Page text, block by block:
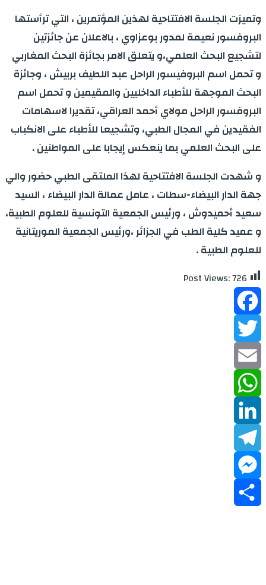
وتميزت الجلسة الافتتاحية لهذين المؤتمرين ، التي ترأستها
البروفسور نعيمة لمدور بوعزاوي ، بالاعلان عن جائزتين
لتشجيع البحث العلمي،و يتعلق الامر بجائزة البحث المغاربي
و تحمل اسم البروفيسور الراحل عبد اللطيف بربيش ، وجائزة
البحث الموجهة للأطباء الداخليين والمقيمين و تحمل اسم
البروفسور الراحل مولاي أحمد العراقي، تقديرا لاسهامات
الفقيدين في المجال الطبي، وتشجيعا للأطباء على الانكباب
على البحث العلمي بما ينعكس إيجابا على المواطنين .
و شهدت الجلسة الافتتاحية لهذا الملتقى الطبي حضور والي
جهة الدار البيضاء-سطات ، عامل عمالة الدار البيضاء ، السيد
سعيد أحميدوش ، ورئيس الجمعية التونسية للعلوم الطبية،
و عميد كلية الطب في الجزائر ،ورئيس الجمعية الموريتانية
للعلوم الطبية .
Post Views:726
Facebook
Twitter
Email
WhatsApp
LinkedIn
Telegram
Messenger